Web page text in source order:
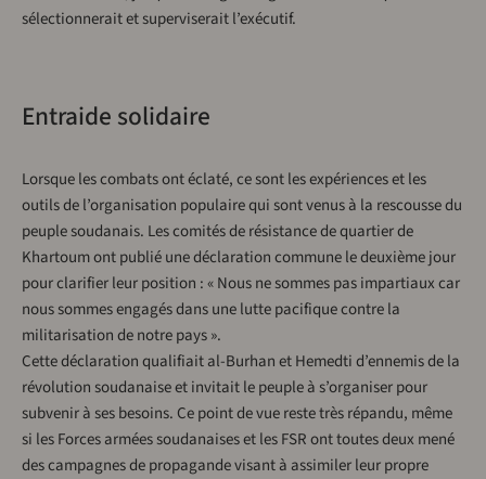
sélectionnerait et superviserait l’exécutif.
Entraide solidaire
Lorsque les combats ont éclaté, ce sont les expériences et les
outils de l’organisation populaire qui sont venus à la rescousse du
peuple soudanais. Les comités de résistance de quartier de
Khartoum ont publié une déclaration commune le deuxième jour
pour clarifier leur position : « Nous ne sommes pas impartiaux car
nous sommes engagés dans une lutte pacifique contre la
militarisation de notre pays ».
Cette déclaration qualifiait al-Burhan et Hemedti d’ennemis de la
révolution soudanaise et invitait le peuple à s’organiser pour
subvenir à ses besoins. Ce point de vue reste très répandu, même
si les Forces armées soudanaises et les FSR ont toutes deux mené
des campagnes de propagande visant à assimiler leur propre